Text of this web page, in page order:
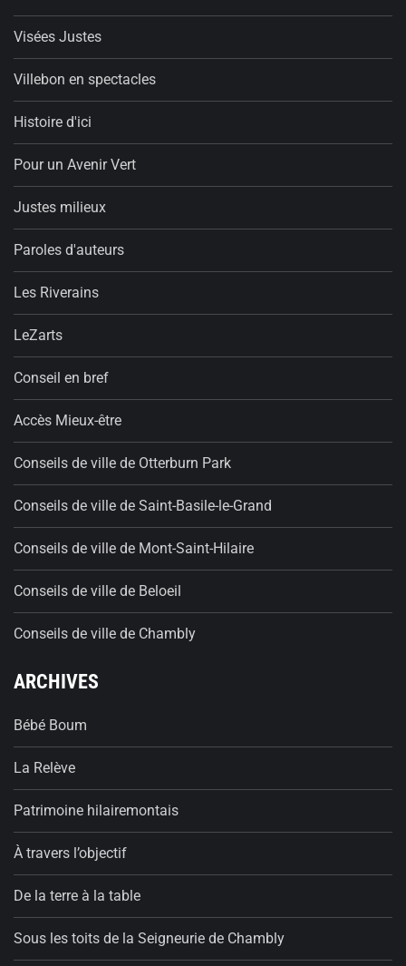
Visées Justes
Villebon en spectacles
Histoire d'ici
Pour un Avenir Vert
Justes milieux
Paroles d'auteurs
Les Riverains
LeZarts
Conseil en bref
Accès Mieux-être
Conseils de ville de Otterburn Park
Conseils de ville de Saint-Basile-le-Grand
Conseils de ville de Mont-Saint-Hilaire
Conseils de ville de Beloeil
Conseils de ville de Chambly
ARCHIVES
Bébé Boum
La Relève
Patrimoine hilairemontais
À travers l’objectif
De la terre à la table
Sous les toits de la Seigneurie de Chambly